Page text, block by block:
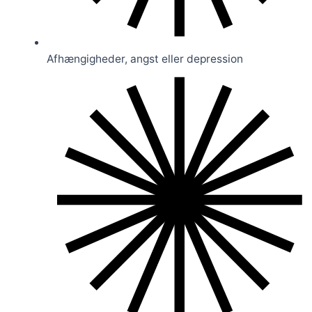
Afhængigheder, angst eller depression